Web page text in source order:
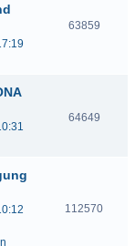
63859
64649
112570